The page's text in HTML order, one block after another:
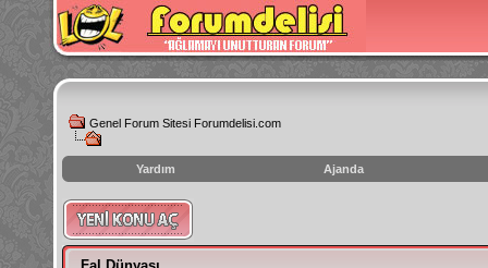
Genel Forum Sitesi Forumdelisi.com
Yardım Ajanda
instagram
izlenme
hilesi